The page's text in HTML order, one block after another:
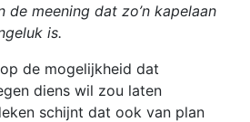
de meening dat zo’n kapelaan
is.
de mogelijkheid dat
diens wil zou laten
schijnt dat ook van plan